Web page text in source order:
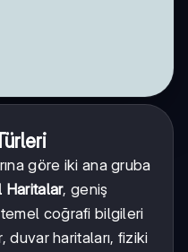
göre iki ana gruba
Haritalar, geniş
temel coğrafi bilgileri
duvar haritaları, fiziki